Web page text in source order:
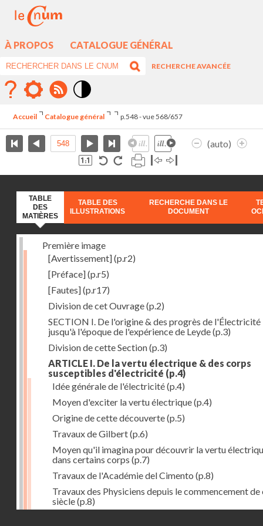
À PROPOS CATALOGUE GÉNÉRAL
RECHERCHE AVANCÉE
élévé
Accueil Catalogue général p.548 - vue 568/657
(auto)
TABLE
DES
MATIÈRES
TABLE DES
ILLUSTRATIONS
RECHERCHE DANS LE
DOCUMENT
Première image
[Avertissement](p.r2)
[Préface](p.r5)
[Fautes](p.r17)
Division de cet Ouvrage(p.2)
SECTION I. De l'origine & des progrès de l'Électricité
jusqu'à l'époque de l'expérience de Leyde(p.3)
Division de cette Section(p.3)
ARTICLE I. De la vertu électrique & des corps
susceptibles d'électricité (p.4)
Idée générale de l'électricité(p.4)
Moyen d'exciter la vertu électrique(p.4)
Origine de cette découverte(p.5)
Travaux de Gilbert(p.6)
Moyen qu'il imagina pour découvrir la vertu
dans certains corps (p.7)
Travaux de l'Académie del Cimento (p.8)
Travaux des Physiciens depuis le commencement de
siècle(p.8)